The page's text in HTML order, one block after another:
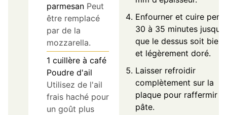
parmesan Peut
être remplacé
par de la
mozzarella.
1 cuillère à café
Poudre d'ail
Utilisez de l'ail
frais haché pour
un goût plus
Enfourner et cuire
30 à 35 minutes
que le dessus soit bien
et légèrement doré.
Laisser refroidir
complètement sur la
plaque pour raffermir la
pâte.